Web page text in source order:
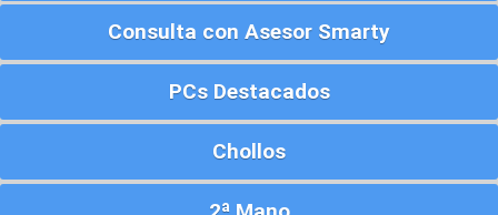
Consulta con Asesor Smarty
PCs Destacados
Chollos